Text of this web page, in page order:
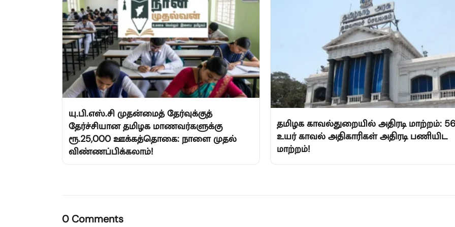
யு.பி.எஸ்.சி முதன்மைத் தேர்வுக்குத்
தேர்ச்சியான தமிழக மாணவர்களுக்கு
ரூ.25,000 ஊக்கத்தொகை: நாளை முதல்
விண்ணப்பிக்கலாம்!
தமிழக காவல்துறையில் அதிரடி மாற்றம்: 56
உயர் காவல் அதிகாரிகள் அதிரடி பணியிட
மாற்றம்!
0 Comments